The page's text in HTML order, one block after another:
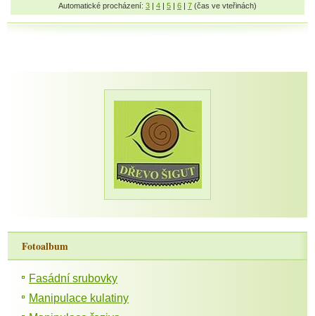
Automatické procházení: 3 | 4 | 5 | 6 | 7 (čas ve vteřinách)
Fotoalbum
Fasádní srubovky
Manipulace kulatiny